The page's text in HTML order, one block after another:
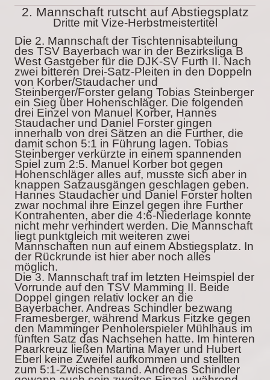
2. Mannschaft rutscht auf Abstiegsplatz
Dritte mit Vize-Herbstmeistertitel
Die 2. Mannschaft der Tischtennisabteilung
des TSV Bayerbach war in der Bezirksliga B
West Gastgeber für die DJK-SV Furth II. Nach
zwei bitteren Drei-Satz-Pleiten in den Doppeln
von Korber/Staudacher und
Steinberger/Forster gelang Tobias Steinberger
ein Sieg über Hohenschläger. Die folgenden
drei Einzel von Manuel Korber, Hannes
Staudacher und Daniel Forster gingen
innerhalb von drei Sätzen an die Further, die
damit schon 5:1 in Führung lagen. Tobias
Steinberger verkürzte in einem spannenden
Spiel zum 2:5. Manuel Korber bot gegen
Hohenschläger alles auf, musste sich aber in
knappen Satzausgängen geschlagen geben.
Hannes Staudacher und Daniel Forster holten
zwar nochmal ihre Einzel gegen ihre Further
Kontrahenten, aber die 4:6-Niederlage konnte
nicht mehr verhindert werden. Die Mannschaft
liegt punktgleich mit weiteren zwei
Mannschaften nun auf einem Abstiegsplatz. In
der Rückrunde ist hier aber noch alles
möglich.
Die 3. Mannschaft traf im letzten Heimspiel der
Vorrunde auf den TSV Mamming II. Beide
Doppel gingen relativ locker an die
Bayerbacher. Andreas Schindler bezwang
Framesberger, während Markus Fitzke gegen
den Mamminger Penholerspieler Mühlhaus im
fünften Satz das Nachsehen hatte. Im hinteren
Paarkreuz ließen Martina Mayer und Hubert
Eberl keine Zweifel aufkommen und stellten
zum 5:1-Zwischenstand. Andreas Schindler